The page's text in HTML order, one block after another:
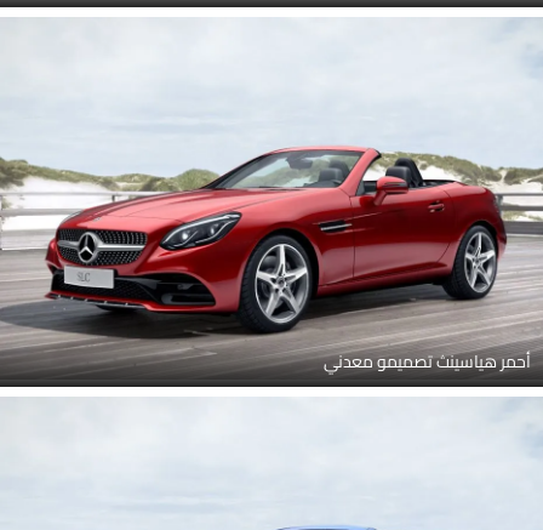
أحمر هياسينث تصميمو معدني